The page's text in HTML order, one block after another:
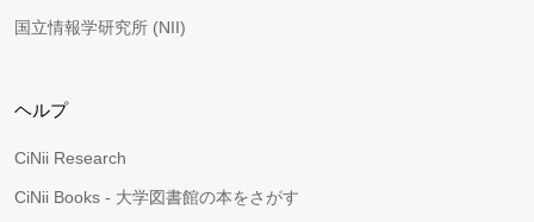
国立情報学研究所 (NII)
ヘルプ
CiNii Research
CiNii Books - 大学図書館の本をさがす